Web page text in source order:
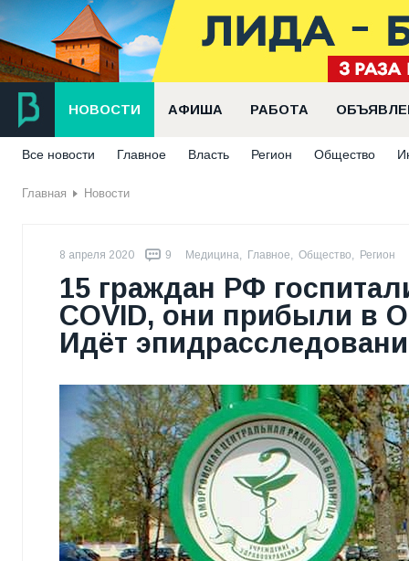
НОВОСТИ АФИША РАБОТА
Все новости Главное Власть Регион Общество
Главная Новости
8 апреля 2020 9 Медицина, Главное, Общество, Регион
15 граждан РФ
COVID, они прибыли в
Идёт